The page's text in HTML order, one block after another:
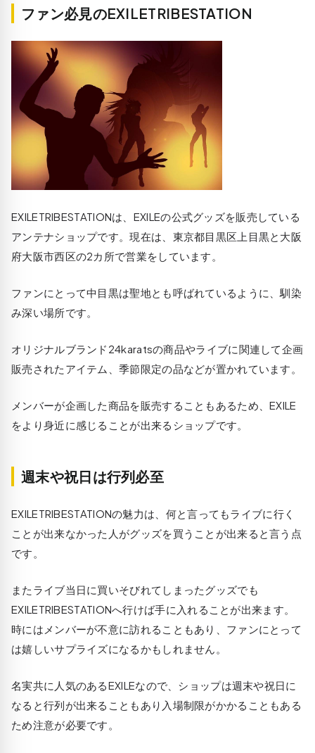
ファン必見のEXILETRIBESTATION
EXILETRIBESTATIONは、EXILEの公式グッズを販売している
アンテナショップです。現在は、東京都目黒区上目黒と大阪
府大阪市西区の2カ所で営業をしています。
ファンにとって中目黒は聖地とも呼ばれているように、馴染
み深い場所です。
オリジナルブランド24karatsの商品やライブに関連して企画
販売されたアイテム、季節限定の品などが置かれています。
メンバーが企画した商品を販売することもあるため、EXILE
をより身近に感じることが出来るショップです。
週末や祝日は行列必至
EXILETRIBESTATIONの魅力は、何と言ってもライブに行く
ことが出来なかった人がグッズを買うことが出来ると言う点
です。
またライブ当日に買いそびれてしまったグッズでも
EXILETRIBESTATIONへ行けば手に入れることが出来ます。
時にはメンバーが不意に訪れることもあり、ファンにとって
は嬉しいサプライズになるかもしれません。
名実共に人気のあるEXILEなので、ショップは週末や祝日に
なると行列が出来ることもあり入場制限がかかることもある
ため注意が必要です。